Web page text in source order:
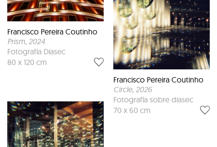
Francisco Pereira Coutinho
Prism, 2024
Fotografía Diasec
80 x 120 cm
Francisco Pereira Coutinho
Circle, 2026
Fotografía sobre diasec
70 x 60 cm